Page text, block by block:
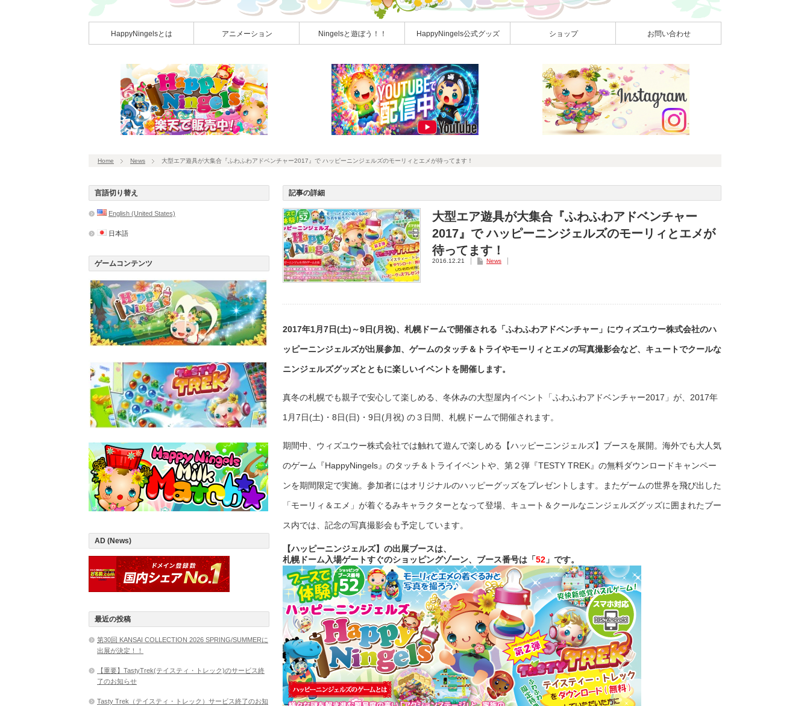
HappyNingelsとは アニメーション Ningelsと遊ぼう！！ HappyNingels公式グッズ ショップ お問い合わせ
Home News 大型エア遊具が大集合『ふわふわアドベンチャー2017』で ハッピーニンジェルズのモーリィとエメが待ってます！
記事の詳細
大型エア遊具が大集合『ふわふわアドベンチャー
2017』で ハッピーニンジェルズのモーリィとエメが
待ってます！
2016.12.21 News
2017年1月7日(土)～9日(月祝)、札幌ドームで開催される「ふわふわアドベンチャー」にウィズユウー株式会社のハ
ッピーニンジェルズが出展参加、ゲームのタッチ＆トライやモーリィとエメの写真撮影会など、キュートでクールな
ニンジェルズグッズとともに楽しいイベントを開催します。
真冬の札幌でも親子で安心して楽しめる、冬休みの大型屋内イベント「ふわふわアドベンチャー2017」が、2017年
1月7日(土)・8日(日)・9日(月祝) の３日間、札幌ドームで開催されます。
期間中、ウィズユウー株式会社では触れて遊んで楽しめる【ハッピーニンジェルズ】ブースを展開。海外でも大人気
のゲーム『HappyNingels』のタッチ＆トライイベントや、第２弾『TESTY TREK』の無料ダウンロードキャンペー
ンを期間限定で実施。参加者にはオリジナルのハッピーグッズをプレゼントします。またゲームの世界を飛び出した
「モーリィ＆エメ」が着ぐるみキャラクターとなって登場、キュート＆クールなニンジェルズグッズに囲まれたブー
ス内では、記念の写真撮影会も予定しています。
【ハッピーニンジェルズ】の出展ブースは、
札幌ドーム入場ゲートすぐのショッピングゾーン、ブース番号は「52 」です。
言語切り替え
English (United States)
日本語
ゲームコンテンツ
AD (News)
最近の投稿
第30回 KANSAI COLLECTION 2026 SPRING/SUMMERに
出展が決定！！
【重要】TastyTrek(テイスティ・トレック)のサービス終
了のお知らせ
Tasty Trek（テイスティ・トレック）サービス終了のお知